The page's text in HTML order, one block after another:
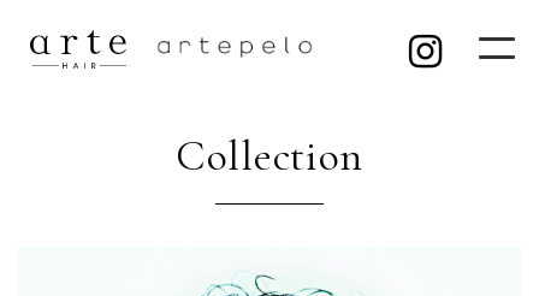
Collection